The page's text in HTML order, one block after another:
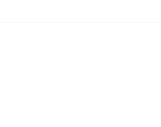
pelo Campeonato Brasileiro Feminino
Rivadavia pela Libertadores